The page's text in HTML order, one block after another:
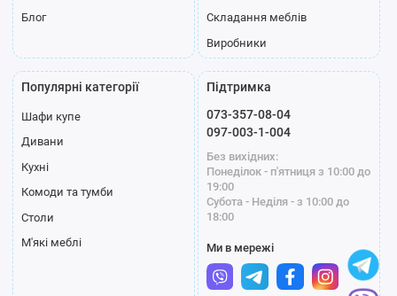
Блог
Складання меблів
Виробники
Популярні категорії
Шафи купе
Дивани
Кухні
Комоди та тумби
Столи
М'які меблі
Підтримка
073-357-08-04
097-003-1-004
Без вихідних:
Понеділок - п'ятниця з 10:00 до
19:00
Субота - Неділя - з 10:00 до
18:00
Ми в мережі